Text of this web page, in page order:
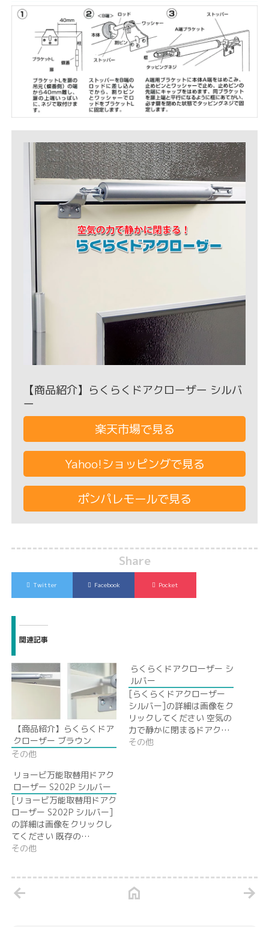
【商品紹介】らくらくドアクローザー シルバ
ー
楽天市場で見る
Yahoo!ショッピングで見る
ポンパレモールで見る
Share
Twitter Facebook Pocket
関連記事
【商品紹介】らくらくドア
クローザー ブラウン
その他
らくらくドアクローザー シ
ルバー
[らくらくドアクローザー
シルバー]の詳細は画像をク
リックしてください 空気の
力で静かに閉まるドアク…
その他
リョービ万能取替用ドアク
ローザー S202P シルバー
[リョービ万能取替用ドアク
ローザー S202P シルバー]
の詳細は画像をクリックし
てください 既存の…
その他
arrow_back home arrow_forward